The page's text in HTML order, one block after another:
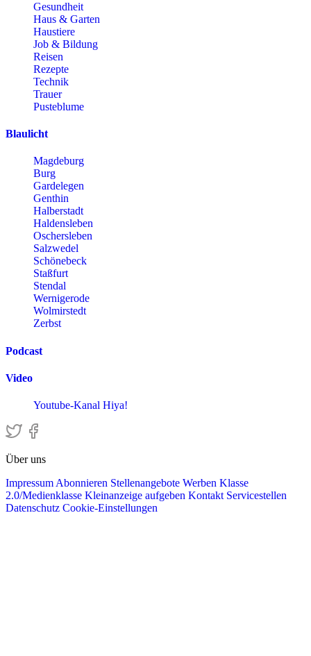
Gesundheit
Haus & Garten
Haustiere
Job & Bildung
Reisen
Rezepte
Technik
Trauer
Pusteblume
Blaulicht
Magdeburg
Burg
Gardelegen
Genthin
Halberstadt
Haldensleben
Oschersleben
Salzwedel
Schönebeck
Staßfurt
Stendal
Wernigerode
Wolmirstedt
Zerbst
Podcast
Video
Youtube-Kanal Hiya!
Über uns
Impressum Abonnieren Stellenangebote Werben Klasse
2.0/Medienklasse Kleinanzeige aufgeben Kontakt Servicestellen
Datenschutz Cookie-Einstellungen